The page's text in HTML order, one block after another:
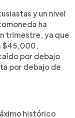
y un nivel
ha
trimestre, ya que
$45,000,
por debajo
por debajo de
histórico